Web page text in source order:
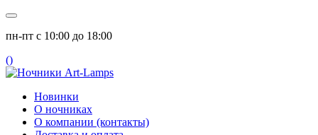
пн-пт с 10:00 до 18:00
()
Новинки
О ночниках
О компании (контакты)